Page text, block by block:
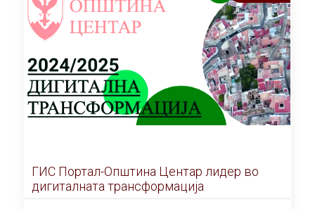
ГИС Портал-Општина Центар лидер во
дигиталната трансформација